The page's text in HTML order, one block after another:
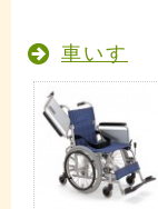
車いす